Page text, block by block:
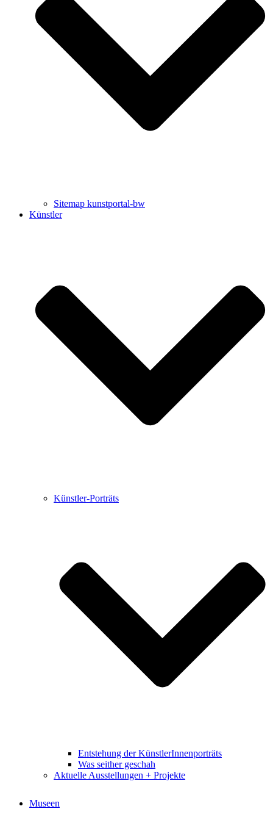
Uli Rothfuss
Harald Schwiers
Buchbesprechungen von Harald Schwiers
Haralds Streifzüge
Hörtipps von Harald Schwiers
Kunstausflüge mit Sigrid Balke
Marc Peschke – Out of The Länd
Buchtipps von Uli Rothfuss
Sitemap kunstportal-bw
Künstler
Künstler-Porträts
Entstehung der KünstlerInnenporträts
Was seither geschah
Aktuelle Ausstellungen + Projekte
Museen